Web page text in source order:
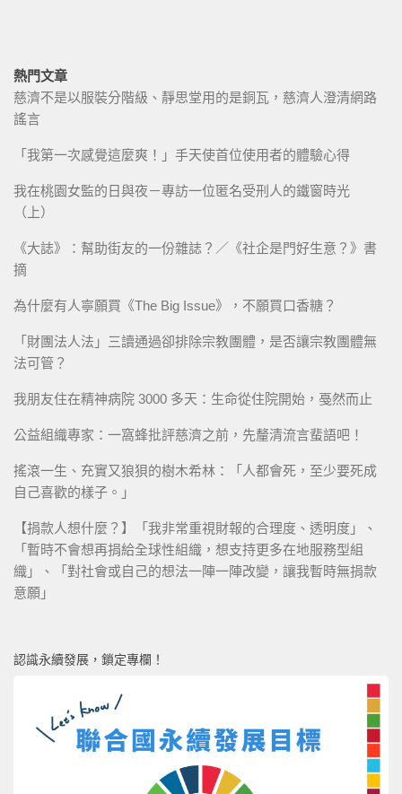
熱門文章
慈濟不是以服裝分階級、靜思堂用的是銅瓦，慈濟人澄清網路
謠言
「我第一次感覺這麼爽！」手天使首位使用者的體驗心得
我在桃園女監的日與夜－專訪一位匿名受刑人的鐵窗時光
（上）
《大誌》：幫助街友的一份雜誌？／《社企是門好生意？》書
摘
為什麼有人寧願買《The Big Issue》，不願買口香糖？
「財團法人法」三讀通過卻排除宗教團體，是否讓宗教團體無
法可管？
我朋友住在精神病院 3000 多天：生命從住院開始，戞然而止
公益組織專家：一窩蜂批評慈濟之前，先釐清流言蜚語吧！
搖滾一生、充實又狼狽的樹木希林：「人都會死，至少要死成
自己喜歡的樣子。」
【捐款人想什麼？】「我非常重視財報的合理度、透明度」、
「暫時不會想再捐給全球性組織，想支持更多在地服務型組
織」、「對社會或自己的想法一陣一陣改變，讓我暫時無捐款
意願」
認識永續發展，鎖定專欄！